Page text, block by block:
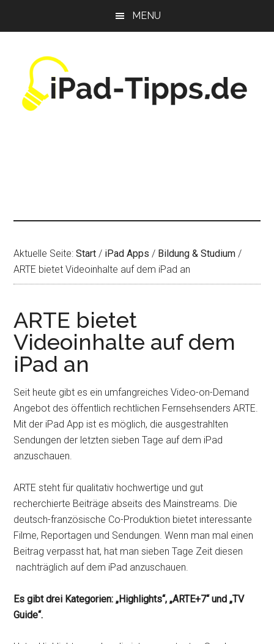
MENU
Aktuelle Seite:Start / iPad Apps / Bildung & Studium /
ARTE bietet Videoinhalte auf dem iPad an
ARTE bietet
Videoinhalte auf dem
iPad an
Seit heute gibt es ein umfangreiches Video-on-Demand
Angebot des öffentlich rechtlichen Fernsehsenders ARTE.
Mit der iPad App ist es möglich, die ausgestrahlten
Sendungen der letzten sieben Tage auf dem iPad
anzuschauen.
ARTE steht für qualitativ hochwertige und gut
recherchierte Beiträge abseits des Mainstreams. Die
deutsch-französische Co-Produktion bietet interessante
Filme, Reportagen und Sendungen. Wenn man mal einen
Beitrag verpasst hat, hat man sieben Tage Zeit diesen
nachträglich auf dem iPad anzuschauen.
Es gibt drei Kategorien: „Highlights“, „ARTE+7“ und „TV
Guide“.